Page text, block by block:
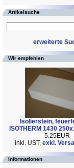
Artikelsuche
erweiterte
Wir empfehlen
Isolierstein,
ISOTHERM 1430
5.25EUR
inkl. UST, exkl.
Informationen